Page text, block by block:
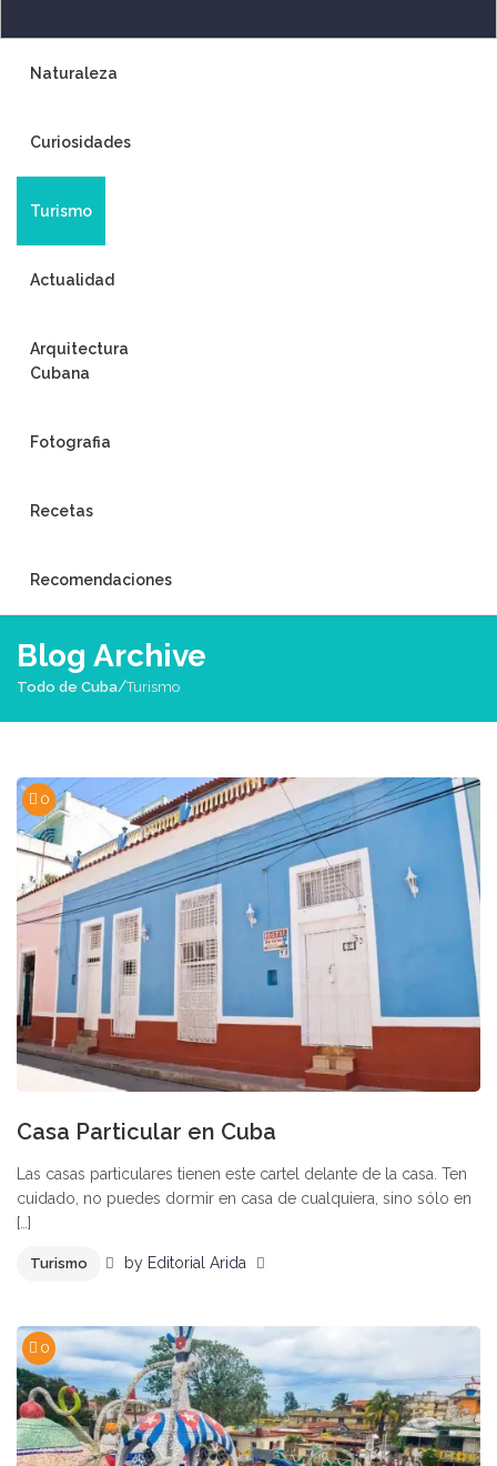
Naturaleza
Curiosidades
Turismo
Actualidad
Arquitectura
Cubana
Fotografia
Recetas
Recomendaciones
Blog Archive
Todo de Cuba/Turismo
0
Casa Particular en Cuba
Las casas particulares tienen este cartel delante de la casa. Ten
cuidado, no puedes dormir en casa de cualquiera, sino sólo en
[…]
Turismo by Editorial Arida
0